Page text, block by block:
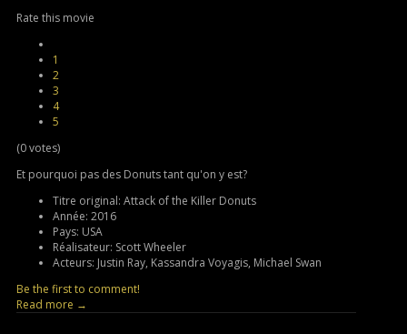
Rate this movie
1
2
3
4
5
(0 votes)
Et pourquoi pas des Donuts tant qu'on y est?
Titre original: Attack of the Killer Donuts
Année: 2016
Pays: USA
Réalisateur: Scott Wheeler
Acteurs: Justin Ray, Kassandra Voyagis, Michael Swan
Be the first to comment!
Read more →